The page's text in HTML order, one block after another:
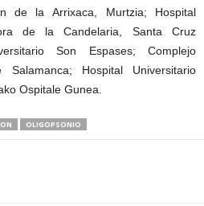
de la Arrixaca, Murtzia; Hospital
de la Candelaria, Santa Cruz
Son Espases; Complejo
Salamanca; Hospital Universitario
Ospitale Gunea.
OLIGOPSONIO